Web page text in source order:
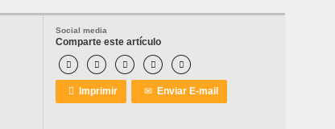
Social media
Comparte este artículo
    
 Imprimir ✉ Enviar E-mail